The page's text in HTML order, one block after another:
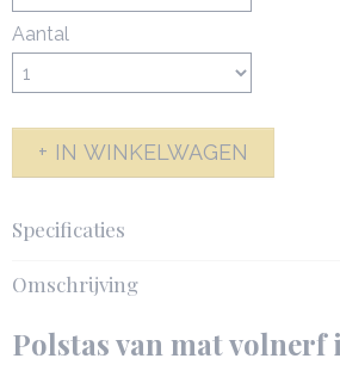
Aantal
IN WINKELWAGEN
Specificaties
Productcode
142608-6835
Oliver polstas-142608
Omschrijving
Polstas van mat